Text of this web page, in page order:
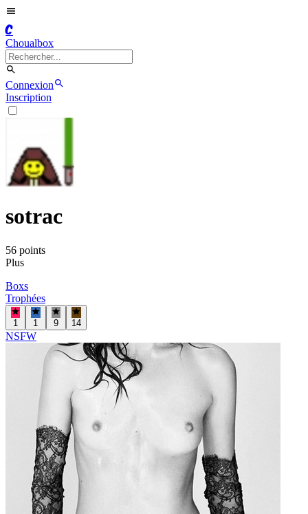
C
Choualbox
Connexion
Inscription
sotrac
56 points
Plus
Boxs
Trophées
1 1 9 14
NSFW